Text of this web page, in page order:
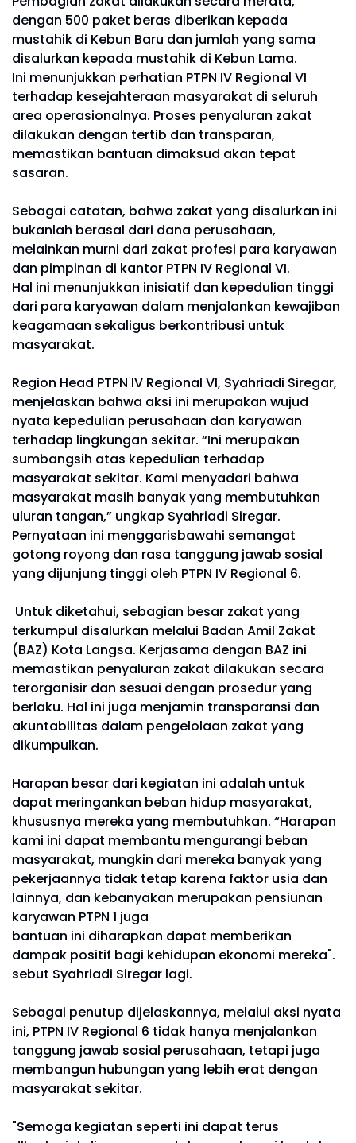
dengan 500 paket beras diberikan kepada
mustahik di Kebun Baru dan jumlah yang sama
disalurkan kepada mustahik di Kebun Lama.
Ini menunjukkan perhatian PTPN IV Regional VI
terhadap kesejahteraan masyarakat di seluruh
area operasionalnya. Proses penyaluran zakat
dilakukan dengan tertib dan transparan,
memastikan bantuan dimaksud akan tepat
sasaran.
Sebagai catatan, bahwa zakat yang disalurkan ini
bukanlah berasal dari dana perusahaan,
melainkan murni dari zakat profesi para karyawan
dan pimpinan di kantor PTPN IV Regional VI.
Hal ini menunjukkan inisiatif dan kepedulian tinggi
dari para karyawan dalam menjalankan kewajiban
keagamaan sekaligus berkontribusi untuk
masyarakat.
Region Head PTPN IV Regional VI, Syahriadi Siregar,
menjelaskan bahwa aksi ini merupakan wujud
nyata kepedulian perusahaan dan karyawan
terhadap lingkungan sekitar. “Ini merupakan
sumbangsih atas kepedulian terhadap
masyarakat sekitar. Kami menyadari bahwa
masyarakat masih banyak yang membutuhkan
uluran tangan,” ungkap Syahriadi Siregar.
Pernyataan ini menggarisbawahi semangat
gotong royong dan rasa tanggung jawab sosial
yang dijunjung tinggi oleh PTPN IV Regional 6.
Untuk diketahui, sebagian besar zakat yang
terkumpul disalurkan melalui Badan Amil Zakat
(BAZ) Kota Langsa. Kerjasama dengan BAZ ini
memastikan penyaluran zakat dilakukan secara
terorganisir dan sesuai dengan prosedur yang
berlaku. Hal ini juga menjamin transparansi dan
akuntabilitas dalam pengelolaan zakat yang
dikumpulkan.
Harapan besar dari kegiatan ini adalah untuk
dapat meringankan beban hidup masyarakat,
khususnya mereka yang membutuhkan. “Harapan
kami ini dapat membantu mengurangi beban
masyarakat, mungkin dari mereka banyak yang
pekerjaannya tidak tetap karena faktor usia dan
lainnya, dan kebanyakan merupakan pensiunan
karyawan PTPN 1 juga
bantuan ini diharapkan dapat memberikan
dampak positif bagi kehidupan ekonomi mereka".
sebut Syahriadi Siregar lagi.
Sebagai penutup dijelaskannya, melalui aksi nyata
ini, PTPN IV Regional 6 tidak hanya menjalankan
tanggung jawab sosial perusahaan, tetapi juga
membangun hubungan yang lebih erat dengan
masyarakat sekitar.
"Semoga kegiatan seperti ini dapat terus